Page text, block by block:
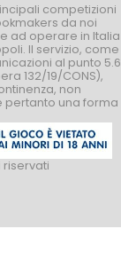
competizioni
da noi
ad operare in Italia
Il servizio, come
al punto 5.6
132/19/CONS),
non
pertanto una forma